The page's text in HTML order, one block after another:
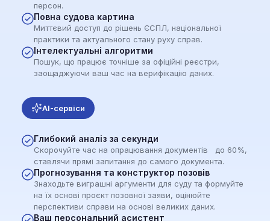
персон.
Повна судова картина
Миттєвий доступ до рішень ЄСПЛ, національної
практики та актуального стану руху справ.
Інтелектуальні алгоритми
Пошук, що працює точніше за офіційні реєстри,
заощаджуючи ваш час на верифікацію даних.
AI-сервіси
Глибокий аналіз за секунди
Скорочуйте час на опрацювання документів до 60%,
ставлячи прямі запитання до самого документа.
Прогнозування та конструктор позовів
Знаходьте виграшні аргументи для суду та формуйте
на їх основі проєкт позовної заяви, оцінюйте
перспективи справи на основі великих даних.
Ваш персональний асистент